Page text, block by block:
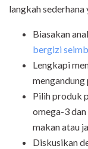
langkah
Biasakan
bergizi
Lengkapi
mengandung
Pilih produk
omega-3
makan atau
Diskusikan